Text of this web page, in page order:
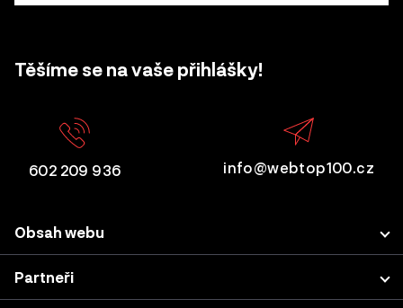
Těšíme se na vaše přihlášky!
602 209 936 info@webtop100.cz
Obsah webu
Porota
Přihlášení projektu
Partneři